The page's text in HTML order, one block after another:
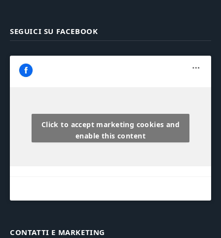
SEGUICI SU FACEBOOK
Click to accept marketing cookies and
enable this content
CONTATTI E MARKETING